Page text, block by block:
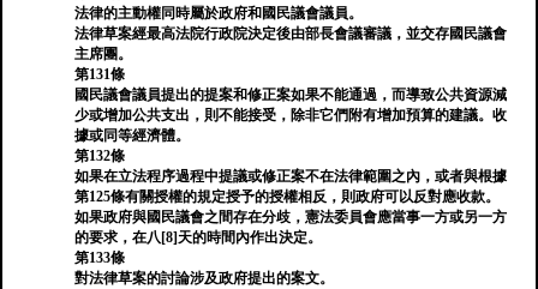
法律的主動權同時屬於政府和國民議會議員。
法律草案經最高法院行政院決定後由部長會議審議，並交存國民議會
主席團。
第131條
國民議會議員提出的提案和修正案如果不能通過，而導致公共資源減
少或增加公共支出，則不能接受，除非它們附有增加預算的建議。收
據或同等經濟體。
第132條
如果在立法程序過程中提議或修正案不在法律範圍之內，或者與根據
第125條有關授權的規定授予的授權相反，則政府可以反對應收款。
如果政府與國民議會之間存在分歧，憲法委員會應當事一方或另一方
的要求，在八[8]天的時間內作出決定。
第133條
對法律草案的討論涉及政府提出的案文。